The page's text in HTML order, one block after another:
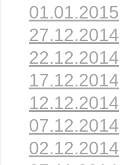
01.01.2015
27.12.2014
22.12.2014
17.12.2014
12.12.2014
07.12.2014
02.12.2014